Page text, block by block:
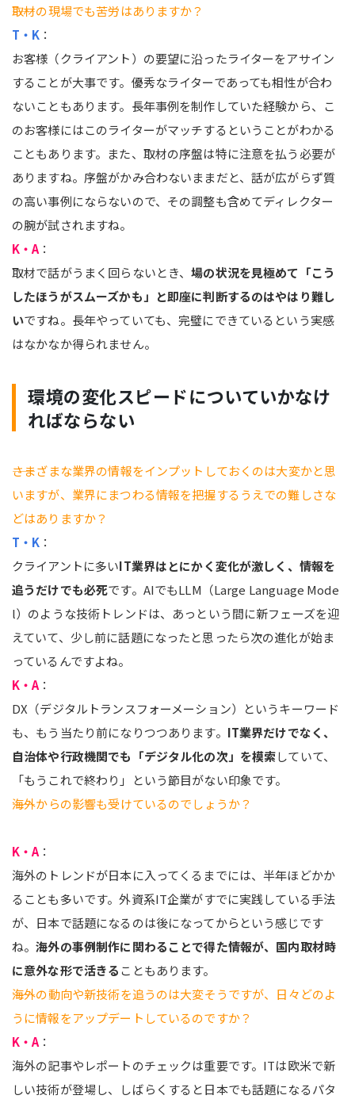
――取材の現場でも苦労はありますか？
T・K ：
お客様（クライアント）の要望に沿ったライターをアサイン
することが大事です。優秀なライターであっても相性が合わ
ないこともあります。長年事例を制作していた経験から、こ
のお客様にはこのライターがマッチするということがわかる
こともあります。また、取材の序盤は特に注意を払う必要が
ありますね。序盤がかみ合わないままだと、話が広がらず質
の高い事例にならないので、その調整も含めてディレクター
の腕が試されますね。
K・A ：
取材で話がうまく回らないとき、場の状況を見極めて「こう
したほうがスムーズかも」と即座に判断するのはやはり難し
いですね。長年やっていても、完璧にできているという実感
はなかなか得られません。
環境の変化スピードについていかなけ
ればならない
――さまざまな業界の情報をインプットしておくのは大変かと思
いますが、業界にまつわる情報を把握するうえでの難しさな
どはありますか？
T・K ：
クライアントに多いIT業界はとにかく変化が激しく、情報を
追うだけでも必死です。AIでもLLM（Large Language Mode
l）のような技術トレンドは、あっという間に新フェーズを迎
えていて、少し前に話題になったと思ったら次の進化が始ま
っているんですよね。
K・A ：
DX（デジタルトランスフォーメーション）というキーワード
も、もう当たり前になりつつあります。 IT業界だけでなく、
自治体や行政機関でも「デジタル化の次」を模索していて、
「もうこれで終わり」という節目がない印象です。
――海外からの影響も受けているのでしょうか？
K・A ：
海外のトレンドが日本に入ってくるまでには、半年ほどかか
ることも多いです。外資系IT企業がすでに実践している手法
が、日本で話題になるのは後になってからという感じです
ね。海外の事例制作に関わることで得た情報が、国内取材時
に意外な形で活きることもあります。
――海外の動向や新技術を追うのは大変そうですが、日々どのよ
うに情報をアップデートしているのですか？
K・A ：
海外の記事やレポートのチェックは重要です。ITは欧米で新
しい技術が登場し、しばらくすると日本でも話題になるパタ